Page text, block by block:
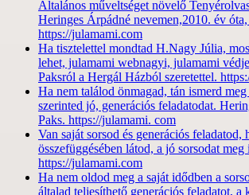
Általános műveltséget növelő
Heringes Árpádné nevemen,2010. év
https://julamami.com
Ha tisztelettel mondtad H.Nagy Júlia,
lehet, julamami webnagyi, julamami
Paksról a Hergál Házból szeretettel.
Ha nem találod önmagad, tán ismerd
szerinted jó, generációs feladatodat.
Paks. https://julamami. com
Van saját sorsod és generációs feladatod,
összefüggésében látod, a jó sorsodat meg
https://julamami.com
Ha nem oldod meg a saját idődben a
általad teljesíthető generációs feladatot, a